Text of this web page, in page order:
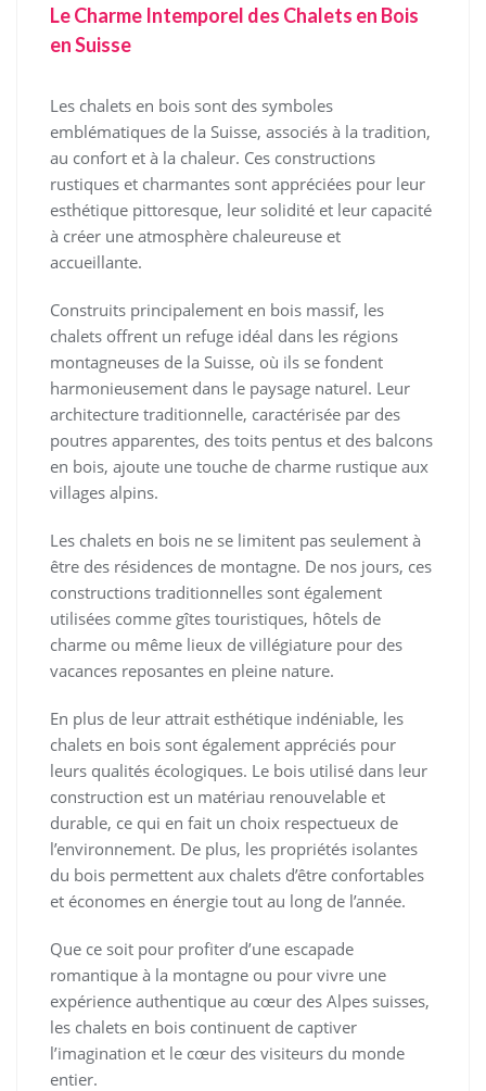
Le Charme Intemporel des Chalets en Bois
en Suisse
Les chalets en bois sont des symboles
emblématiques de la Suisse, associés à la tradition,
au confort et à la chaleur. Ces constructions
rustiques et charmantes sont appréciées pour leur
esthétique pittoresque, leur solidité et leur capacité
à créer une atmosphère chaleureuse et
accueillante.
Construits principalement en bois massif, les
chalets offrent un refuge idéal dans les régions
montagneuses de la Suisse, où ils se fondent
harmonieusement dans le paysage naturel. Leur
architecture traditionnelle, caractérisée par des
poutres apparentes, des toits pentus et des balcons
en bois, ajoute une touche de charme rustique aux
villages alpins.
Les chalets en bois ne se limitent pas seulement à
être des résidences de montagne. De nos jours, ces
constructions traditionnelles sont également
utilisées comme gîtes touristiques, hôtels de
charme ou même lieux de villégiature pour des
vacances reposantes en pleine nature.
En plus de leur attrait esthétique indéniable, les
chalets en bois sont également appréciés pour
leurs qualités écologiques. Le bois utilisé dans leur
construction est un matériau renouvelable et
durable, ce qui en fait un choix respectueux de
l’environnement. De plus, les propriétés isolantes
du bois permettent aux chalets d’être confortables
et économes en énergie tout au long de l’année.
Que ce soit pour profiter d’une escapade
romantique à la montagne ou pour vivre une
expérience authentique au cœur des Alpes suisses,
les chalets en bois continuent de captiver
l’imagination et le cœur des visiteurs du monde
entier.